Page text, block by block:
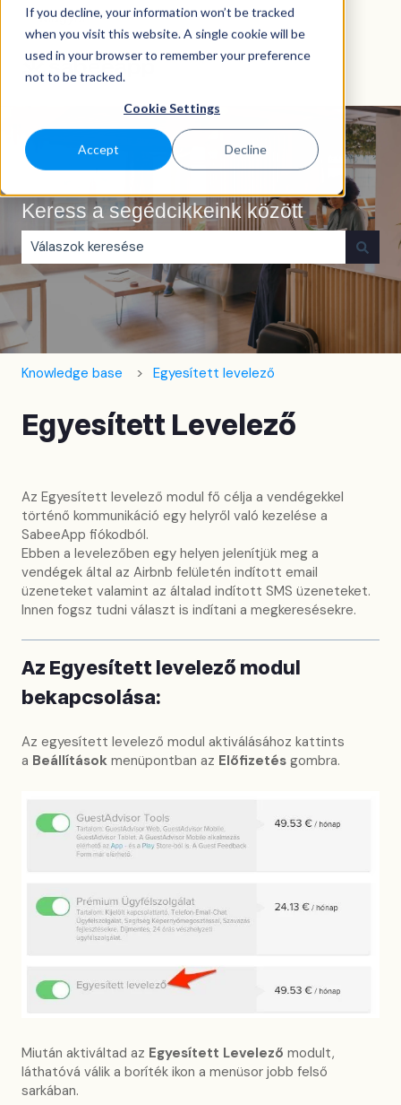
If you decline, your information won’t be tracked
when you visit this website. A single cookie will be
used in your browser to remember your preference
not to be tracked.
Cookie Settings
Accept Decline
MagyarAlmenü megjelenítése fordításokhoz
Keress a segédcikkeink között
Nincs javaslat, mert üres a keresőmező.
Knowledge base Egyesített levelező
Egyesített Levelező
Az Egyesített levelező modul fő célja a vendégekkel
történő kommunikáció egy helyről való kezelése a
SabeeApp fiókodból.
Ebben a levelezőben egy helyen jelenítjük meg a
vendégek által az Airbnb felületén indított email
üzeneteket valamint az általad indított SMS üzeneteket.
Innen fogsz tudni választ is indítani a megkeresésekre.
Az Egyesített levelező modul
bekapcsolása:
Az egyesített levelező modul aktiválásához kattints
a Beállítások menüpontban az Előfizetés gombra.
Miután aktiváltad az Egyesített Levelező modult,
láthatóvá válik a boríték ikon a menüsor jobb felső
sarkában.